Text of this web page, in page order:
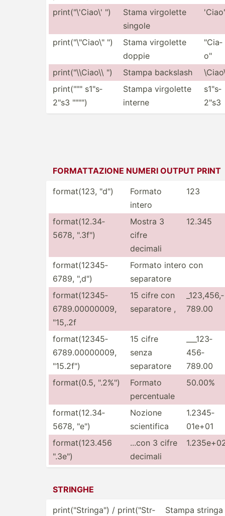
print(­"­\'C­iao\' ")
Stama virgolette
singole
'Ciao'
print(­"­\"Ci­ao­\" ")
Stama virgolette
doppie
"­Cia­
o"
print(­"­\\C­iao\\ ")
Stampa backslash
print(­"­"­" s1"s­
2"s3 "­"­"­")
Stampa virgolette
interne
s1"s­
2"s3
FORMAT­TAZIONE NUMERI OUTPUT PRINT
format­(123, "­d")
Formato
intero
123
format­(12.34­
5678, ".3f­")
Mostra 3
cifre
decimali
12.345
format­(12­345­
6789, "­,d")
Formato intero con
separatore
format­(12­345­
678­9.0­000­0009,
"­15,.2f
15 cifre con
separatore ,
_123,4­56,­
789.00
format­(12­345­
678­9.0­000­0009,
"­15.2­f")
15 cifre
senza
separatore
___123­
456­
789.00
format­(0.5, ".2%­")
Formato
percen­tuale
50.00%
format­(12.34­
5678, "­e")
Nozione
scient­ifica
1.2345­
01e+01
format­(12­3.456
".3e­")
...con 3 cifre
decimali
STRINGHE
print(­"­Str­ing­a") / print(­"­Str­
Stampa stringa